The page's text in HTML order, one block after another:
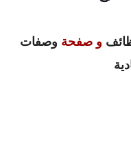
و صفحة وصفات